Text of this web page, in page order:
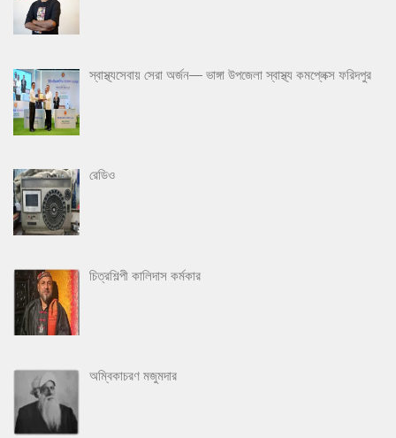
স্বাস্থ্যসেবায় সেরা অর্জন— ভাঙ্গা উপজেলা স্বাস্থ্য কমপ্লেক্স ফরিদপুর
রেডিও
চিত্রশিল্পী কালিদাস কর্মকার
অম্বিকাচরণ মজুমদার